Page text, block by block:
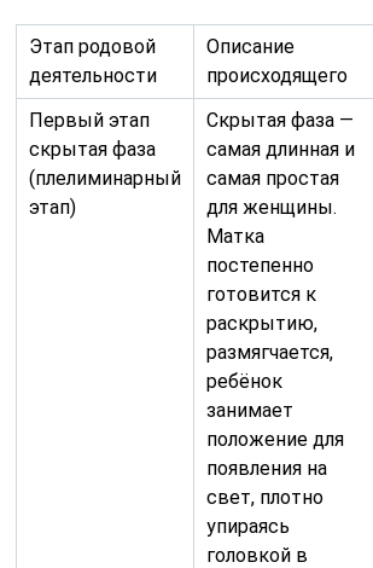
Этап родовой
деятельности
Описание
происходящего
Первый этап
скрытая фаза
(плелиминарный
этап)
Скрытая фаза —
самая длинная и
самая простая
для женщины.
Матка
постепенно
готовится к
раскрытию,
размягчается,
ребёнок
занимает
положение для
появления на
свет, плотно
упираясь
головкой в